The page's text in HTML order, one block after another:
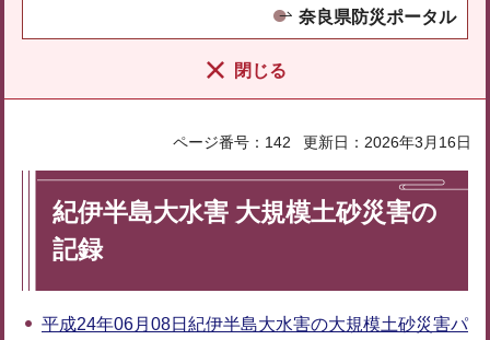
奈良県防災ポータル
閉じる
ページ番号：142 更新日：2026年3月16日
紀伊半島大水害 大規模土砂災害の
記録
平成24年06月08日紀伊半島大水害の大規模土砂災害パ